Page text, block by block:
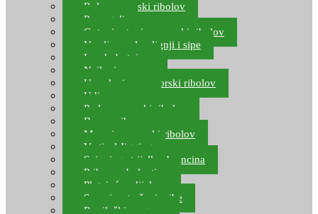
Role za morski ribolov
Parangali
Gotovi setovi za morski ribolov
Varalice za lov lignji i sipe
Lov hobotnice
Najloni za more
Upredenice za morski ribolov
Udice za more
Perle za morski ribolov
Brum prihrana za more
Mamci za morski ribolov
Vertical Jigging
Spinning strijelke, brancina
Pribor za bolentino
Plutajuća odijela
Sonari za traženje ribe
Ronilački program